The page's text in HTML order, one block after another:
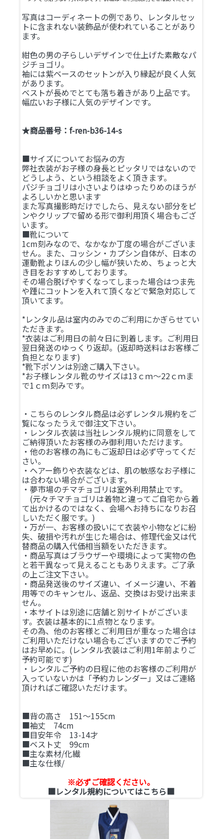
写真はコーディネートの例であり、レンタルセッ
トに含まれない装飾品が使われていることがあり
ます。
紺色の男の子らしいデザインで仕上げた素敵なパ
ジチョゴリ。
袖には紫ベースのセットンが入り縁起が良く人気
があります。
ベストが長めでとても落ち着きがあり上品です。
幅広いお子様に人気のデザインです。
★商品番号：f-ren-b36-14-s
■サイズについてお悩みの方
弊社衣装がお子様の身長とピッタリではないので
どうしよう、という相談をよく頂きます。
パジチョゴリは小さいよりはゆったりめのほうが
よろしいかと思います
また写真撮影時だけでしたら、見えない部分をピ
ンやクリップで留める形で御利用頂く場合もござ
います。
■靴について
1cm刻みなので、なかなか丁度の場合がございま
せん。また、コッシン・カプシン自体が、日本の
運動靴よりほんの少し幅が狭いため、ちょっと大
き目をおすすめしております。
その場合脱げやすくなってしまった場合はつま先
や踵にコットンを入れて頂くなどで緊急対応して
頂いてます。
*レンタル品は室内のみでのご利用にかぎらせてい
ただきます。
*衣装はご利用日の前々日に到着します。ご利用日
翌日発送のゆっくり返却。(返却時送料はお客様ご
負担となります)
*靴下ポソンは別途ご購入下さい。
*お子様レンタル靴のサイズは13ｃｍ～22ｃｍま
で1ｃｍ刻みです。
・こちらのレンタル商品は必ずレンタル規約をご
覧になったうえで御注文下さい。
・レンタル衣装は当社レンタル規約に同意をして
ご納得頂いたお客様のみ御利用いただけます。
・他のお客様の為にもご返却日は必ず守ってくだ
さい。
・ヘアー飾りや衣装などは、肌の敏感なお子様に
は合わない場合がございます。
・夢市場のチマチョゴリは室外利用禁止です。
(元々チマチョゴリは着物と違ってご自宅から着
て出かけるのではなく、会場へお持ちになりお召
しいただく服です。)
・万が一、お客様の扱いにて衣装や小物などに紛
失、破損や汚れが生じた場合は、修理代金又は代
替商品の購入代価相当額をいただきます。
・商品写真はブラウザーや環境によって実物の色
と若干異なって見えることもありえます。ご了承
の上ご注文下さい。
・商品発送後のサイズ違い、イメージ違い、不着
用等でのキャンセル、返品、交換はお受け出来ま
せん。
・本サイトは別途に店舗と別サイトがございま
す。衣装は基本的に1点物となります。
その為、他のお客様とご利用日が重なった場合は
ご利用いただけない場合もございますのでご予約
はお早めに。(レンタル衣装はご利用1年前よりご
予約可能です)
・レンタルご予約の日程に他のお客様のご利用が
入っていないかは「予約カレンダー」又はご連絡
頂ければご確認いただけます。
■背の高さ 151～155cm
■袖丈 74cm
■目安年令 13-14才
■ベスト丈 99cm
■主な素材/化繊
■主な仕様/
※必ずご確認ください。
■レンタル規約についてはこちら■